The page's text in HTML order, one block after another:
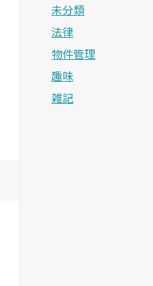
未分類
法律
物件管理
趣味
雑記